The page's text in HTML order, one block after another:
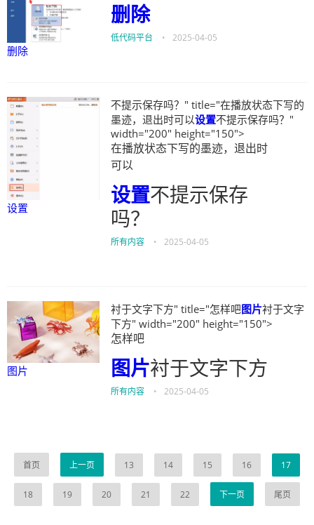
删除
删除
低代码平台 • 2025-04-05
设置
不提示保存吗？" title="在播放状态下写的
墨迹，退出时可以设置不提示保存吗？"
width="200" height="150">
在播放状态下写的墨迹，退出时
可以
设置不提示保存
吗？
所有内容 • 2025-04-05
图片
衬于文字下方" title="怎样吧图片衬于文字
下方" width="200" height="150">
怎样吧
图片衬于文字下方
所有内容 • 2025-04-05
首页 上一页 13 14 15 16 17
18 19 20 21 22 下一页 尾页